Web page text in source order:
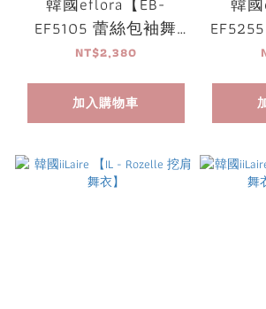
EF5105 蕾絲包袖舞
衣】可放胸墊
NT$2,380
加入購物車
舞